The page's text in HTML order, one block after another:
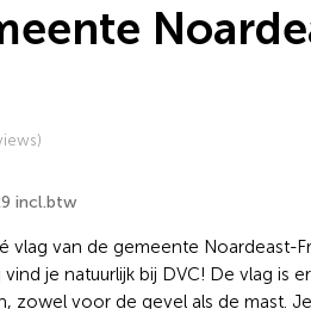
incl.btw
vlag van de gemeente Noardeast-
je natuurlijk bij DVC! De vlag is
zowel voor de gevel als de mast.